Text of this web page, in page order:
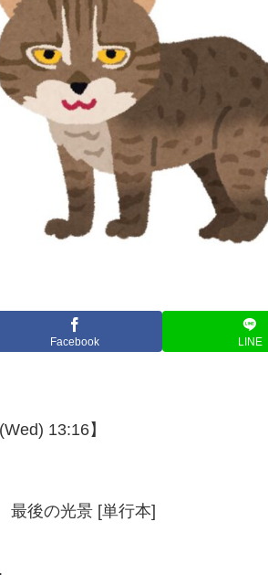
Facebook LINE
13:16】
最後の光景 [単行本]